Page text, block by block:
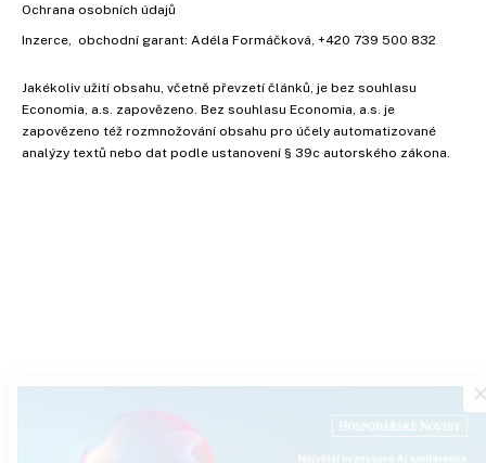
Ochrana osobních údajů
Inzerce , obchodní garant: Adéla Formáčková +420 739 500 832
Jakékoliv užití obsahu, včetně převzetí článků, je bez souhlasu
Economia, a.s. zapovězeno. Bez souhlasu Economia, a.s. je
zapovězeno též rozmnožování obsahu pro účely automatizované
analýzy textů nebo dat podle ustanovení § 39c autorského zákona.